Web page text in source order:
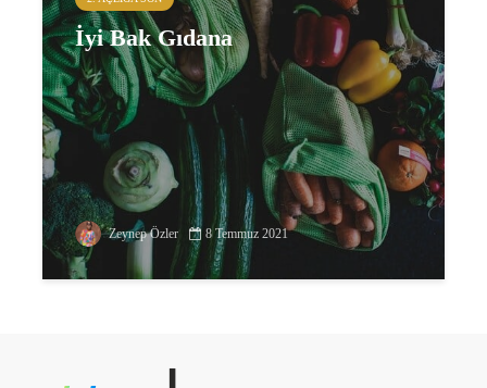
İyi Bak Gıdana
Zeynep Özler 8 Temmuz 2021